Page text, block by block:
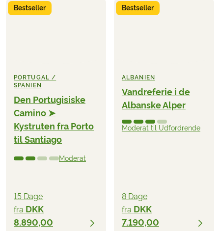
Bestseller
PORTUGAL /
SPANIEN
Den Portugisiske
Camino ➤
Kystruten fra Porto
til Santiago
Moderat
15 Dage
fra DKK
8.890,00
Bestseller
ALBANIEN
Vandreferie i de
Albanske Alper
Moderat til Udfordrende
8 Dage
fra DKK
7.190,00